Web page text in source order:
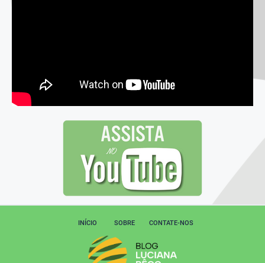
INÍCIO SOBRE CONTATE-NOS